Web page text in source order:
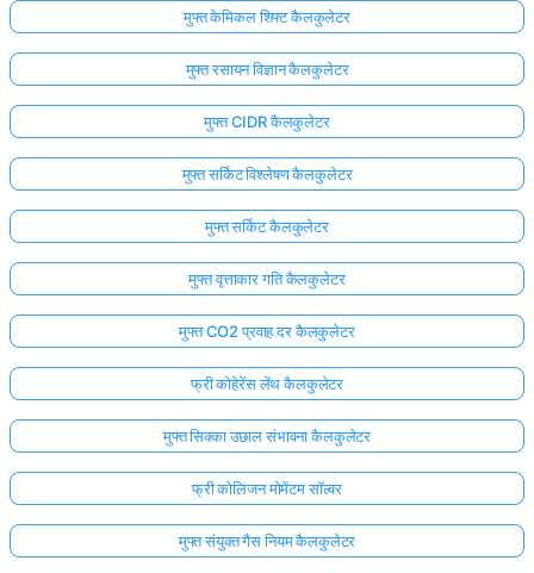
मुफ्त केमिकल शिफ्ट कैलकुलेटर
मुफ्त रसायन विज्ञान कैलकुलेटर
मुफ्त CIDR कैलकुलेटर
मुफ्त सर्किट विश्लेषण कैलकुलेटर
मुफ्त सर्किट कैलकुलेटर
मुफ्त वृत्ताकार गति कैलकुलेटर
मुफ्त CO2 प्रवाह दर कैलकुलेटर
फ्री कोहेरेंस लेंथ कैलकुलेटर
मुफ्त सिक्का उछाल संभावना कैलकुलेटर
फ्री कोलिजन मोमेंटम सॉल्वर
मुफ्त संयुक्त गैस नियम कैलकुलेटर